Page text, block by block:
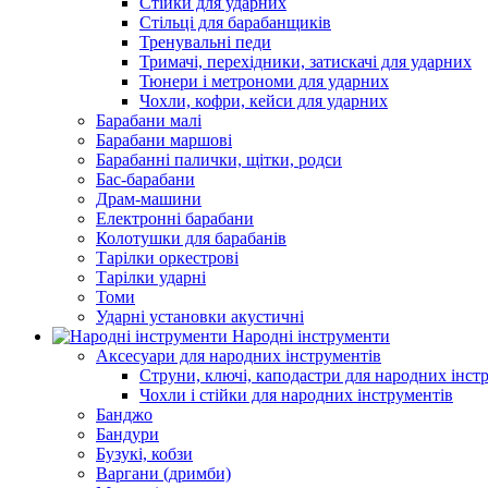
Стільці для барабанщиків
Тренувальні педи
Тримачі, перехідники, затискачі для ударних
Тюнери і метрономи для ударних
Чохли, кофри, кейси для ударних
Барабани малі
Барабани маршові
Барабанні палички, щітки, родси
Бас-барабани
Драм-машини
Електронні барабани
Колотушки для барабанів
Тарілки оркестрові
Тарілки ударні
Томи
Ударні установки акустичні
Народні інструменти
Аксесуари для народних інструментів
Струни, ключі, каподастри для народних
Чохли і стійки для народних інструментів
Банджо
Бандури
Бузукі, кобзи
Варгани (дримби)